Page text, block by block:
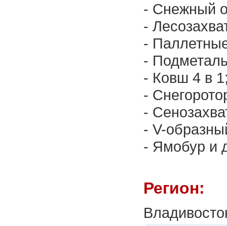
- Снежный
-
-
-
- Ковш 4 в
-
-
- V-
- Ямобур и
Регион: